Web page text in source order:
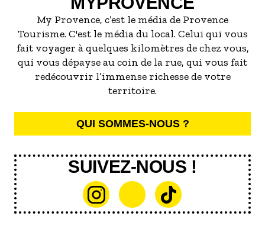
La piscine (usage privé) se situe devant la
maison. Elle est au chlore naturel et est équipée
d'une alarme.
Sa taille est de 9m x 4m, et sa profondeur est de
100 cm / 190 cm.
Vous avez à votre disposition des transats, des
tables basses ainsi qu'un grand parasol.
Le jardin et la piscine peuvent être éclairés le
Quelques infos pratiques :
400 mètres des premiers commerces
(boulangerie, banque, cabinet médical,
pharmacie, photographe, fleuriste…)
22 km de la gare d’Avignon TGV (2h40 de Paris
My Provence, c’est le média de Provence
Tourisme. C'est le média du local. Celui qui vous
fait voyager à quelques kilomètres de chez vous,
qui vous dépayse au coin de la rue, qui vous fait
redécouvrir l’immense richesse de votre
territoire.
QUI SOMMES-NOUS ?
SUIVEZ-NOUS !